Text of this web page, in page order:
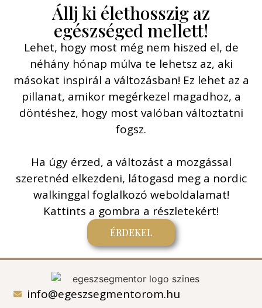
Állj ki élethosszig az
egészséged mellett!
Lehet, hogy most még nem hiszed el, de
néhány hónap múlva te lehetsz az, aki
másokat inspirál a változásban! Ez lehet az a
pillanat, amikor megérkezel magadhoz, a
döntéshez, hogy most valóban változtatni
fogsz.
Ha úgy érzed, a változást a mozgással
szeretnéd elkezdeni, látogasd meg a nordic
walkinggal foglalkozó weboldalamat!
Kattints a gombra a részletekért!
ÉRDEKEL
info@egeszsegmentorom.hu